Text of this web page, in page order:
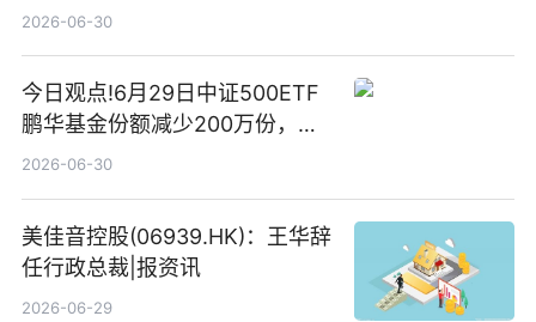
2026-06-30
今日观点!6月29日中证500ETF
鹏华基金份额减少200万份，重
仓股亨通光电、赤峰黄金、佰维
2026-06-30
美佳音控股(06939.HK)：王华辞
任行政总裁|报资讯
2026-06-29